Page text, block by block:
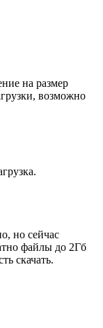
на размер
возможно
но сейчас
файлы до 2Гб
скачать.